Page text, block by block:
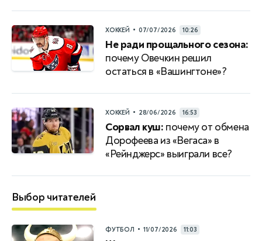
ХОККЕЙ • 07/07/2026 10:26
Не ради прощального сезона:
почему Овечкин решил
остаться в «Вашингтоне»?
ХОККЕЙ • 28/06/2026 16:53
Сорвал куш: почему от обмена
Дорофеева из «Вегаса» в
«Рейнджерс» выиграли все?
Выбор читателей
ФУТБОЛ • 11/07/2026 11:03